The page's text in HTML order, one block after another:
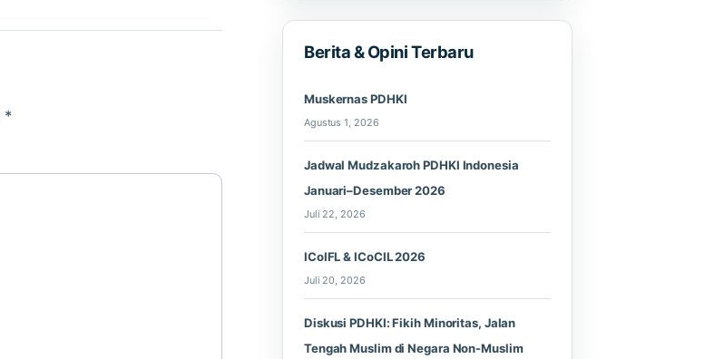
*
Berita & Opini Terbaru
Muskernas PDHKI
Agustus 1, 2026
Jadwal Mudzakaroh PDHKI Indonesia
Januari–Desember 2026
Juli 22, 2026
ICoIFL & ICoCIL 2026
Juli 20, 2026
Diskusi PDHKI: Fikih Minoritas, Jalan
Tengah Muslim di Negara Non-Muslim